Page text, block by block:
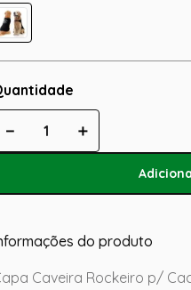
＋
－
do produto
Caveira Rockeiro p/